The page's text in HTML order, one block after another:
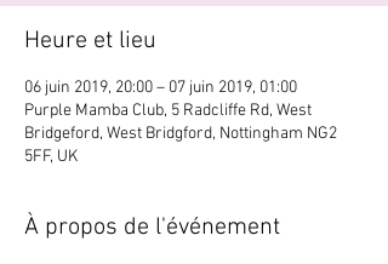
Heure et lieu
06 juin 2019, 20:00 – 07 juin 2019, 01:00
Purple Mamba Club, 5 Radcliffe Rd, West
Bridgeford, West Bridgford, Nottingham NG2
5FF, UK
À propos de l'événement